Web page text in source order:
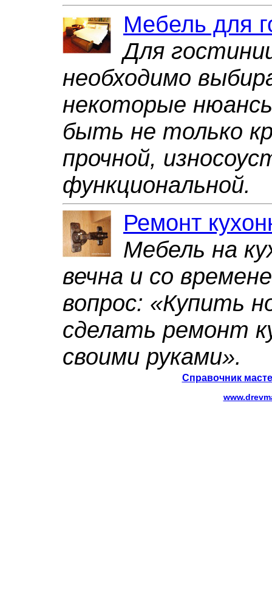
Мебель для
Для
необходимо
некоторые
быть не только
прочной,
функциональной.
Ремонт
Мебель на
вечна и со
вопрос: «Купить
сделать ремонт
своими руками».
Справочник